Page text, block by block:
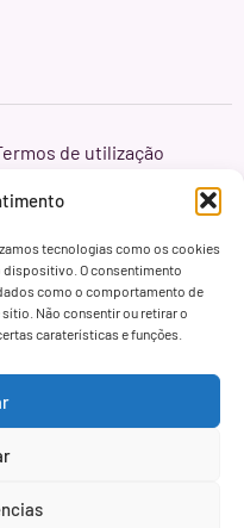
tecnologias como os cookies
dispositivo. O consentimento
como o comportamento de
Não consentir ou retirar o
caraterísticas e funções.
de utilização
Creativos